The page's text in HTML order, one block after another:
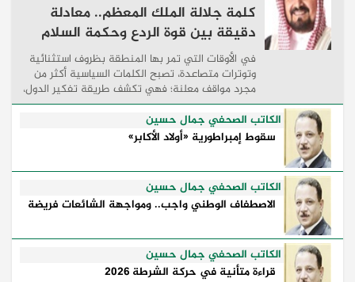
كلمة جلالة الملك المعظم.. معادلة
دقيقة بين قوة الردع وحكمة السلام
في الأوقات التي تمر بها المنطقة بظروف استثنائية
وتوترات متصاعدة، تصبح الكلمات السياسية أكثر من
مجرد مواقف معلنة؛ فهي تكشف طريقة تفكير الدول،
وكيفية إدارتها للأزمات، والحدود التي تفصل بين القوة
...
الكاتب الصحفي جمال حسين
سقوط إمبراطورية «أولاد الأكابر»
الكاتب الصحفي جمال حسين
الاصطفاف الوطني واجب.. ومواجهة الشائعات فريضة
الكاتب الصحفي جمال حسين
قراءة متأنية في حركة الشرطة 2026